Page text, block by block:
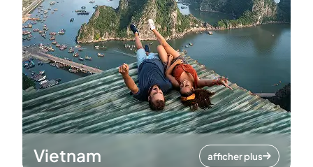
Vietnam afficher plus